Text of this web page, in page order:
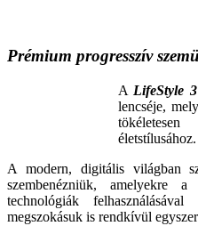
Prémium progresszív
A LifeStyle 3
lencséje,
életstílusához.
A modern, digitális világban
szembenézniük, amelyekre
technológiák
megszokásuk is rendkívül